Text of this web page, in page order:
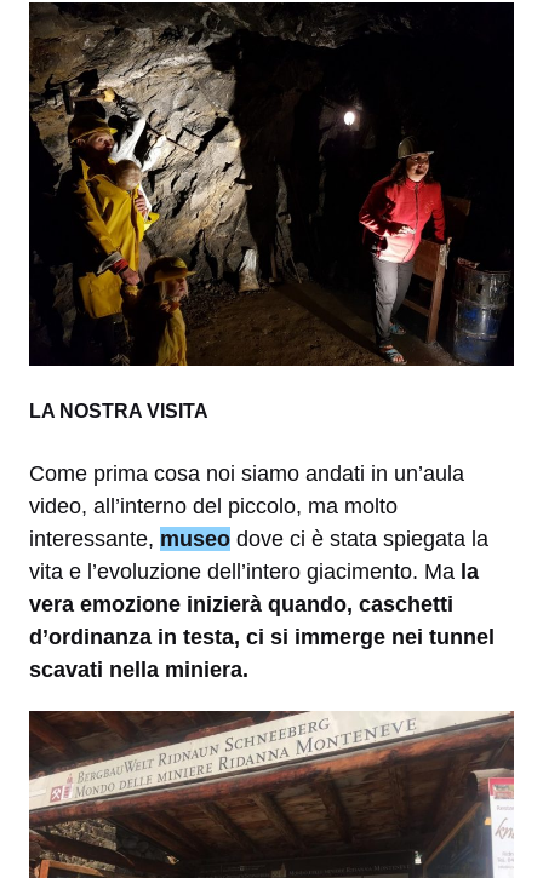
LA NOSTRA VISITA
Come prima cosa noi siamo andati in un’aula
video, all’interno del piccolo, ma molto
interessante, museo dove ci è stata spiegata la
vita e l’evoluzione dell’intero giacimento. Ma la
vera emozione inizierà quando, caschetti
d’ordinanza in testa, ci si immerge nei tunnel
scavati nella miniera.